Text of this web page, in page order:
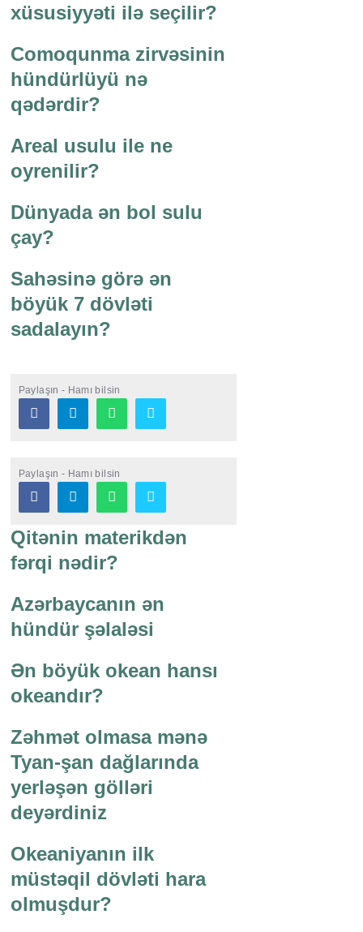
xüsusiyyəti ilə seçilir?
Comoqunma zirvəsinin
hündürlüyü nə
qədərdir?
Areal usulu ile ne
oyrenilir?
Dünyada ən bol sulu
çay?
Sahəsinə görə ən
böyük 7 dövləti
sadalayın?
Paylaşın - Hamı bilsin
Paylaşın - Hamı bilsin
Qitənin materikdən
fərqi nədir?
Azərbaycanın ən
hündür şəlaləsi
Ən böyük okean hansı
okeandır?
Zəhmət olmasa mənə
Tyan-şan dağlarında
yerləşən gölləri
deyərdiniz
Okeaniyanın ilk
müstəqil dövləti hara
olmuşdur?